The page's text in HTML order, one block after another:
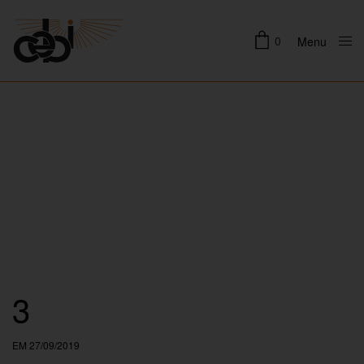
0 Menu
3
EM 27/09/2019